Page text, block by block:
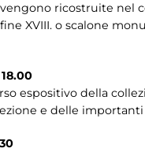
ricostruite nel
XVIII. o scalone
espositivo della
e delle